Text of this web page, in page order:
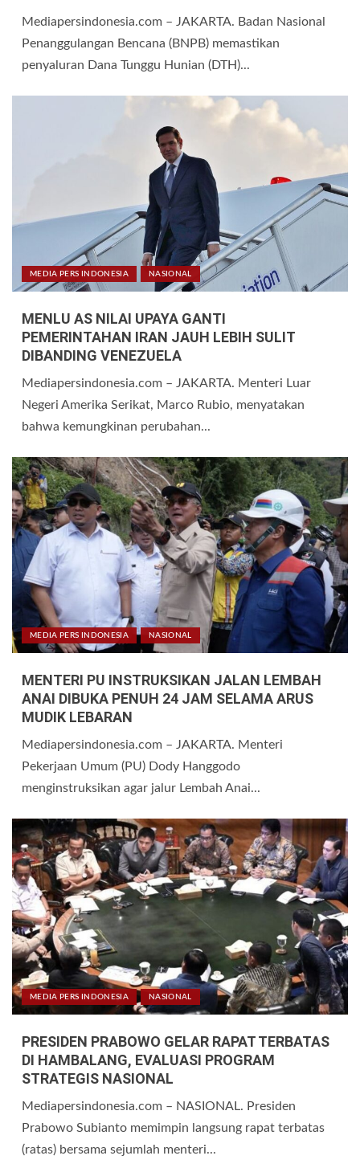
Mediapersindonesia.com – JAKARTA. Badan Nasional
Penanggulangan Bencana (BNPB) memastikan
penyaluran Dana Tunggu Hunian (DTH)...
MEDIA PERS INDONESIA NASIONAL
MENLU AS NILAI UPAYA GANTI
PEMERINTAHAN IRAN JAUH LEBIH SULIT
DIBANDING VENEZUELA
Mediapersindonesia.com – JAKARTA. Menteri Luar
Negeri Amerika Serikat, Marco Rubio, menyatakan
bahwa kemungkinan perubahan...
MEDIA PERS INDONESIA NASIONAL
MENTERI PU INSTRUKSIKAN JALAN LEMBAH
ANAI DIBUKA PENUH 24 JAM SELAMA ARUS
MUDIK LEBARAN
Mediapersindonesia.com – JAKARTA. Menteri
Pekerjaan Umum (PU) Dody Hanggodo
menginstruksikan agar jalur Lembah Anai...
MEDIA PERS INDONESIA NASIONAL
PRESIDEN PRABOWO GELAR RAPAT TERBATAS
DI HAMBALANG, EVALUASI PROGRAM
STRATEGIS NASIONAL
Mediapersindonesia.com – NASIONAL. Presiden
Prabowo Subianto memimpin langsung rapat terbatas
(ratas) bersama sejumlah menteri...